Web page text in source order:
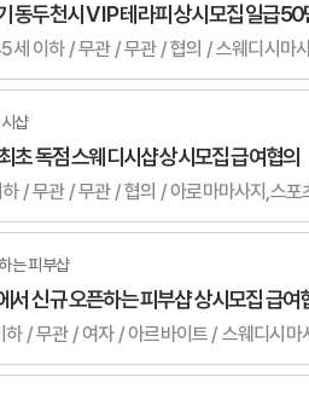
동두천시 V I P 테라피 상시모집 일급
이하 / 무관 / 무관 / 협의 / 스웨디시마
샵
초 독점 스웨디시샵 상시모집 급여협의
/ 무관 / 무관 / 협의 / 아로마마사지,스
는 피부샵
서 신규 오픈하는 피부샵 상시모집 급여
/ 무관 / 여자 / 아르바이트 / 스웨디시마